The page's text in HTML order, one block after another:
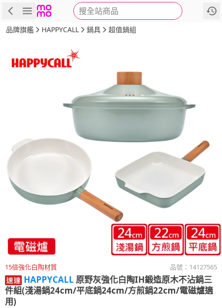
搜全站商品
商品 評價 詳情
品牌旗艦 HAPPYCALL 鍋具 超值鍋組
15倍強化白陶材質 品號： 14127565
HAPPYCALL 原野灰強化白陶IH鍛造原木不沾鍋三
件組(淺湯鍋24cm/平底鍋24cm/方煎鍋22cm/電磁爐適
用)